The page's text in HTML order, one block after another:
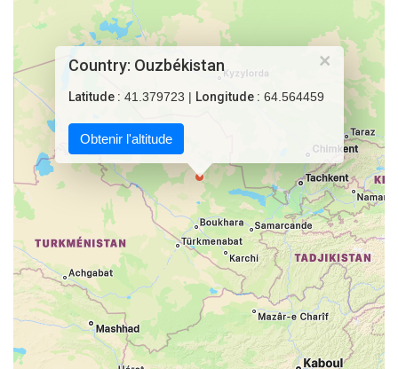
×
Country: Ouzbékistan
Latitude : 41.379723 | Longitude : 64.564459
Obtenir l'altitude